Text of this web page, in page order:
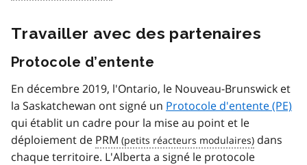
Travailler avec des partenaires
Protocole d’entente
En décembre 2019, l'Ontario, le Nouveau-Brunswick et
la Saskatchewan ont signé un Protocole d'entente (PE)
qui établit un cadre pour la mise au point et le
déploiement de PRM
dans
chaque territoire. L'Alberta a signé le protocole